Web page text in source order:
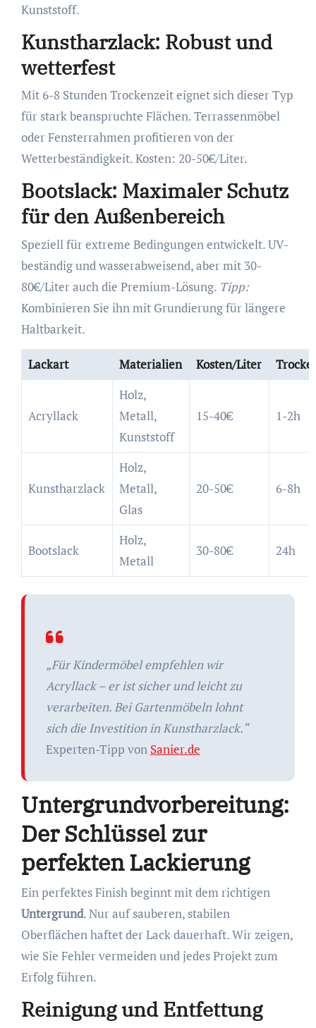
Kunststoff.
Kunstharzlack: Robust und
wetterfest
Mit 6-8 Stunden Trockenzeit eignet sich dieser Typ
für stark beanspruchte Flächen. Terrassenmöbel
oder Fensterrahmen profitieren von der
Wetterbeständigkeit. Kosten: 20-50€/Liter.
Bootslack: Maximaler Schutz
für den Außenbereich
Speziell für extreme Bedingungen entwickelt. UV-
beständig und wasserabweisend, aber mit 30-
80€/Liter auch die Premium-Lösung. Tipp:
Kombinieren Sie ihn mit Grundierung für längere
Haltbarkeit.
Lackart Materialien Kosten/Liter
Acryllack
Holz,
Metall,
Kunststoff
15-40€ 1-2h
Kunstharzlack
Holz,
Metall,
Glas
20-50€ 6-8h
Bootslack
Holz,
Metall
30-80€ 24h
„Für Kindermöbel empfehlen wir
Acryllack – er ist sicher und leicht zu
verarbeiten. Bei Gartenmöbeln lohnt
sich die Investition in Kunstharzlack.“
Experten-Tipp von Sanier.de
Untergrundvorbereitung:
Der Schlüssel zur
perfekten Lackierung
Ein perfektes Finish beginnt mit dem richtigen
Untergrund. Nur auf sauberen, stabilen
Oberflächen haftet der Lack dauerhaft. Wir zeigen,
wie Sie Fehler vermeiden und jedes Projekt zum
Erfolg führen.
Reinigung und Entfettung